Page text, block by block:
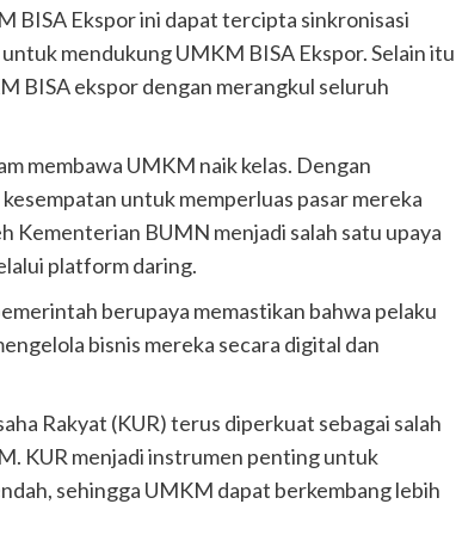
BISA Ekspor ini dapat tercipta sinkronisasi
mendukung UMKM BISA Ekspor. Selain itu
BISA ekspor dengan merangkul seluruh
membawa UMKM naik kelas. Dengan
untuk memperluas pasar mereka
Kementerian BUMN menjadi salah satu upaya
platform daring.
berupaya memastikan bahwa pelaku
bisnis mereka secara digital dan
Rakyat (KUR) terus diperkuat sebagai salah
KUR menjadi instrumen penting untuk
sehingga UMKM dapat berkembang lebih